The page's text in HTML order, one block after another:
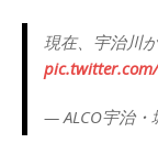
現在、宇治川
— ALCO宇治・